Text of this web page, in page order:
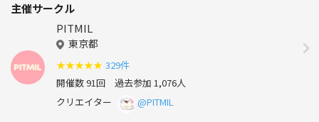
主催サークル
PITMIL
東京都
★★★★★ 329件
開催数 91回 過去参加 1,076人
クリエイター
@PITMIL